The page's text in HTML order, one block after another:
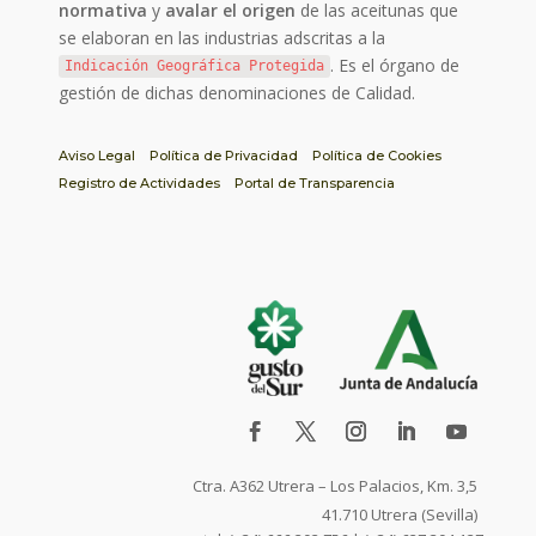
normativa y avalar el origen de las aceitunas que
se elaboran en las industrias adscritas a la
Indicación Geográfica Protegida . Es el órgano de
gestión de dichas denominaciones de Calidad.
Aviso Legal Política de Privacidad
Política de Cookies
Registro de Actividades
Portal de Transparencia
Ctra. A362 Utrera – Los Palacios, Km. 3,5
41.710 Utrera (Sevilla)